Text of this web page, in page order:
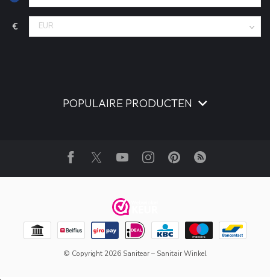
€
POPULAIRE PRODUCTEN
© Copyright 2026 Sanitear – Sanitair Winkel